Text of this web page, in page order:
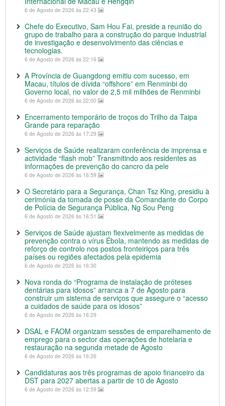
6 de Agosto de 2026 às 22:43
Chefe do Executivo, Sam Hou Fai, preside a reunião do
grupo de trabalho para a construção do parque industrial
de investigação e desenvolvimento das ciências e
tecnologias.
6 de Agosto de 2026 às 22:16
A Província de Guangdong emitiu com sucesso, em
Macau, títulos de dívida “offshore” em Renminbi do
Governo local, no valor de 2,5 mil milhões de Renminbi
6 de Agosto de 2026 às 22:00
Encerramento temporário de troços do Trilho da Taipa
Grande para reparação
6 de Agosto de 2026 às 17:29
Serviços de Saúde realizaram conferência de imprensa e
actividade “flash mob” Transmitindo aos residentes as
informações de prevenção do cancro da pele
6 de Agosto de 2026 às 16:59
O Secretário para a Segurança, Chan Tsz King, presidiu à
cerimónia da tomada de posse da Comandante do Corpo
de Polícia de Segurança Pública, Ng Sou Peng
6 de Agosto de 2026 às 16:51
Serviços de Saúde ajustam flexivelmente as medidas de
prevenção contra o vírus Ébola, mantendo as medidas de
reforço de controlo nos postos fronteiriços para três
países ou regiões afectados pela epidemia
6 de Agosto de 2026 às 16:30
Nova ronda do “Programa de instalação de próteses
dentárias para idosos” arranca a 7 de Agosto para
construir um sistema de serviços que assegure o “acesso
a cuidados de saúde para os idosos”
6 de Agosto de 2026 às 16:29
DSAL e FAOM organizam sessões de emparelhamento de
emprego para o sector das operações de hotelaria e
restauração na segunda metade de Agosto
6 de Agosto de 2026 às 16:26
Candidaturas aos três programas de apoio financeiro da
DST para 2027 abertas a partir de 10 de Agosto
6 de Agosto de 2026 às 12:59